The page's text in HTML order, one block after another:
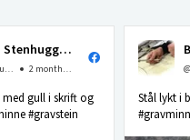
Brødrene Strand Stenhuggeri as
@BrødreneStrandStenhuggerias 2 months ago
med gull i skrift og
Stål lykt i